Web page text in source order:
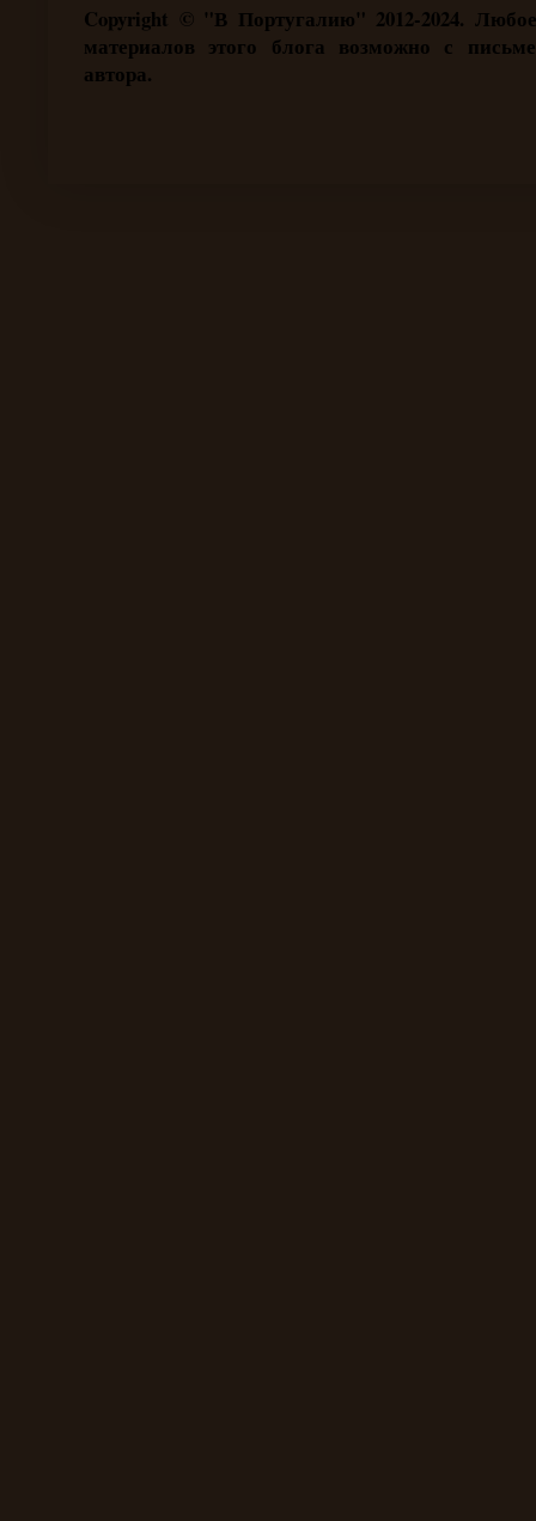
Copyright © "В Португалию" 2012-2024.
материалов этого блога возможно с
автора.